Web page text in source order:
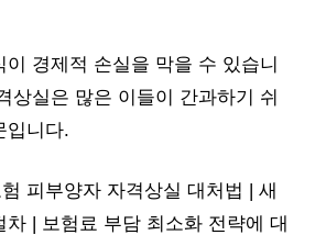
이 경제적 손실을 막을 수 있습니
상실은 많은 이들이 간과하기 쉬
입니다.
피부양자 자격상실 대처법 | 새
차 | 보험료 부담 최소화 전략에 대